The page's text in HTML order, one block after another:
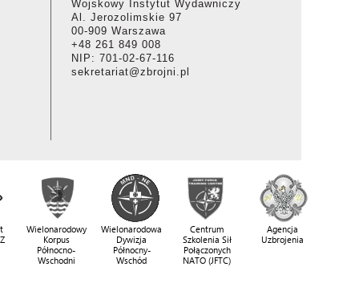
Wojskowy Instytut Wydawniczy
Al. Jerozolimskie 97
00-909 Warszawa
+48 261 849 008
NIP: 701-02-67-116
sekretariat@zbrojni.pl
Wielonarodowy
Korpus
Północno-
Wschodni
Wielonarodowa
Dywizja
Północny-
Wschód
Centrum
Szkolenia Sił
Połączonych
NATO (JFTC)
Agencja
Uzbrojenia